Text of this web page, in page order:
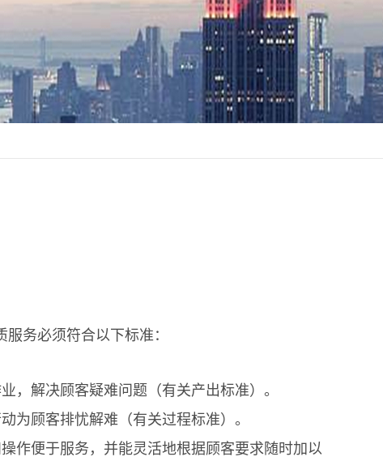
务必须符合以下标准：
解决顾客疑难问题（有关产出标准）。
顾客排忧解难（有关过程标准）。
便于服务，并能灵活地根据顾客要求随时加以